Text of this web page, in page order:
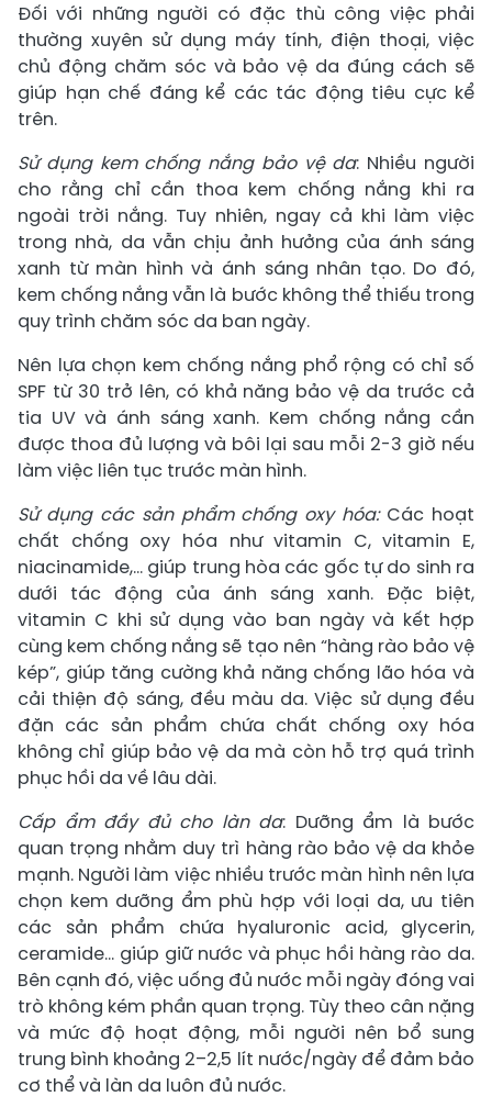
Đối với những người có đặc thù công việc phải
thường xuyên sử dụng máy tính, điện thoại, việc
chủ động chăm sóc và bảo vệ da đúng cách sẽ
giúp hạn chế đáng kể các tác động tiêu cực kể
trên.
Sử dụng kem chống nắng bảo vệ da: Nhiều người
cho rằng chỉ cần thoa kem chống nắng khi ra
ngoài trời nắng. Tuy nhiên, ngay cả khi làm việc
trong nhà, da vẫn chịu ảnh hưởng của ánh sáng
xanh từ màn hình và ánh sáng nhân tạo. Do đó,
kem chống nắng vẫn là bước không thể thiếu trong
quy trình chăm sóc da ban ngày.
Nên lựa chọn kem chống nắng phổ rộng có chỉ số
SPF từ 30 trở lên, có khả năng bảo vệ da trước cả
tia UV và ánh sáng xanh. Kem chống nắng cần
được thoa đủ lượng và bôi lại sau mỗi 2-3 giờ nếu
làm việc liên tục trước màn hình.
Sử dụng các sản phẩm chống oxy hóa:Các hoạt
chất chống oxy hóa như vitamin C, vitamin E,
niacinamide,… giúp trung hòa các gốc tự do sinh ra
dưới tác động của ánh sáng xanh. Đặc biệt,
vitamin C khi sử dụng vào ban ngày và kết hợp
cùng kem chống nắng sẽ tạo nên “hàng rào bảo vệ
kép”, giúp tăng cường khả năng chống lão hóa và
cải thiện độ sáng, đều màu da. Việc sử dụng đều
đặn các sản phẩm chứa chất chống oxy hóa
không chỉ giúp bảo vệ da mà còn hỗ trợ quá trình
phục hồi da về lâu dài.
Cấp ẩm đầy đủ cho làn da: Dưỡng ẩm là bước
quan trọng nhằm duy trì hàng rào bảo vệ da khỏe
mạnh. Người làm việc nhiều trước màn hình nên lựa
chọn kem dưỡng ẩm phù hợp với loại da, ưu tiên
các sản phẩm chứa hyaluronic acid, glycerin,
ceramide… giúp giữ nước và phục hồi hàng rào da.
Bên cạnh đó, việc uống đủ nước mỗi ngày đóng vai
trò không kém phần quan trọng. Tùy theo cân nặng
và mức độ hoạt động, mỗi người nên bổ sung
trung bình khoảng 2–2,5 lít nước/ngày để đảm bảo
cơ thể và làn da luôn đủ nước.